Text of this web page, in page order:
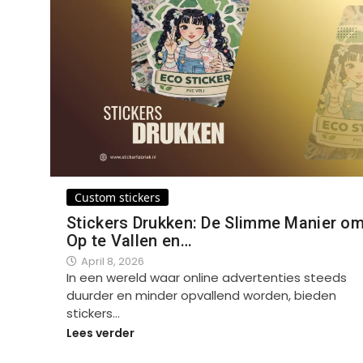
Custom stickers
Stickers Drukken: De Slimme Manier
Op te Vallen en…
April 8, 2026
In een wereld waar online advertenties steeds
duurder en minder opvallend worden, bieden
stickers…
Lees verder